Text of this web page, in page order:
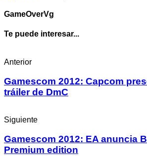
GameOverVg
Te puede interesar...
Anterior
Gamescom 2012: Capcom
tráiler de DmC
Siguiente
Gamescom 2012: EA anuncia
Premium edition